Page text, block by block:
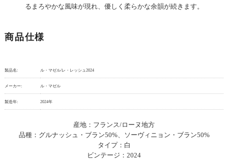
るまろやかな風味が現れ、優しく柔らかな余韻が続きます。
商品仕様
製品名: ル・マゼル/レ・レッシュ2024
メーカー: ル・マゼル
製造年: 2024年
産地：フランス/ローヌ地方
品種：グルナッシュ・ブラン50%、ソーヴィニョン・ブラン50%
タイプ：白
ビンテージ：2024